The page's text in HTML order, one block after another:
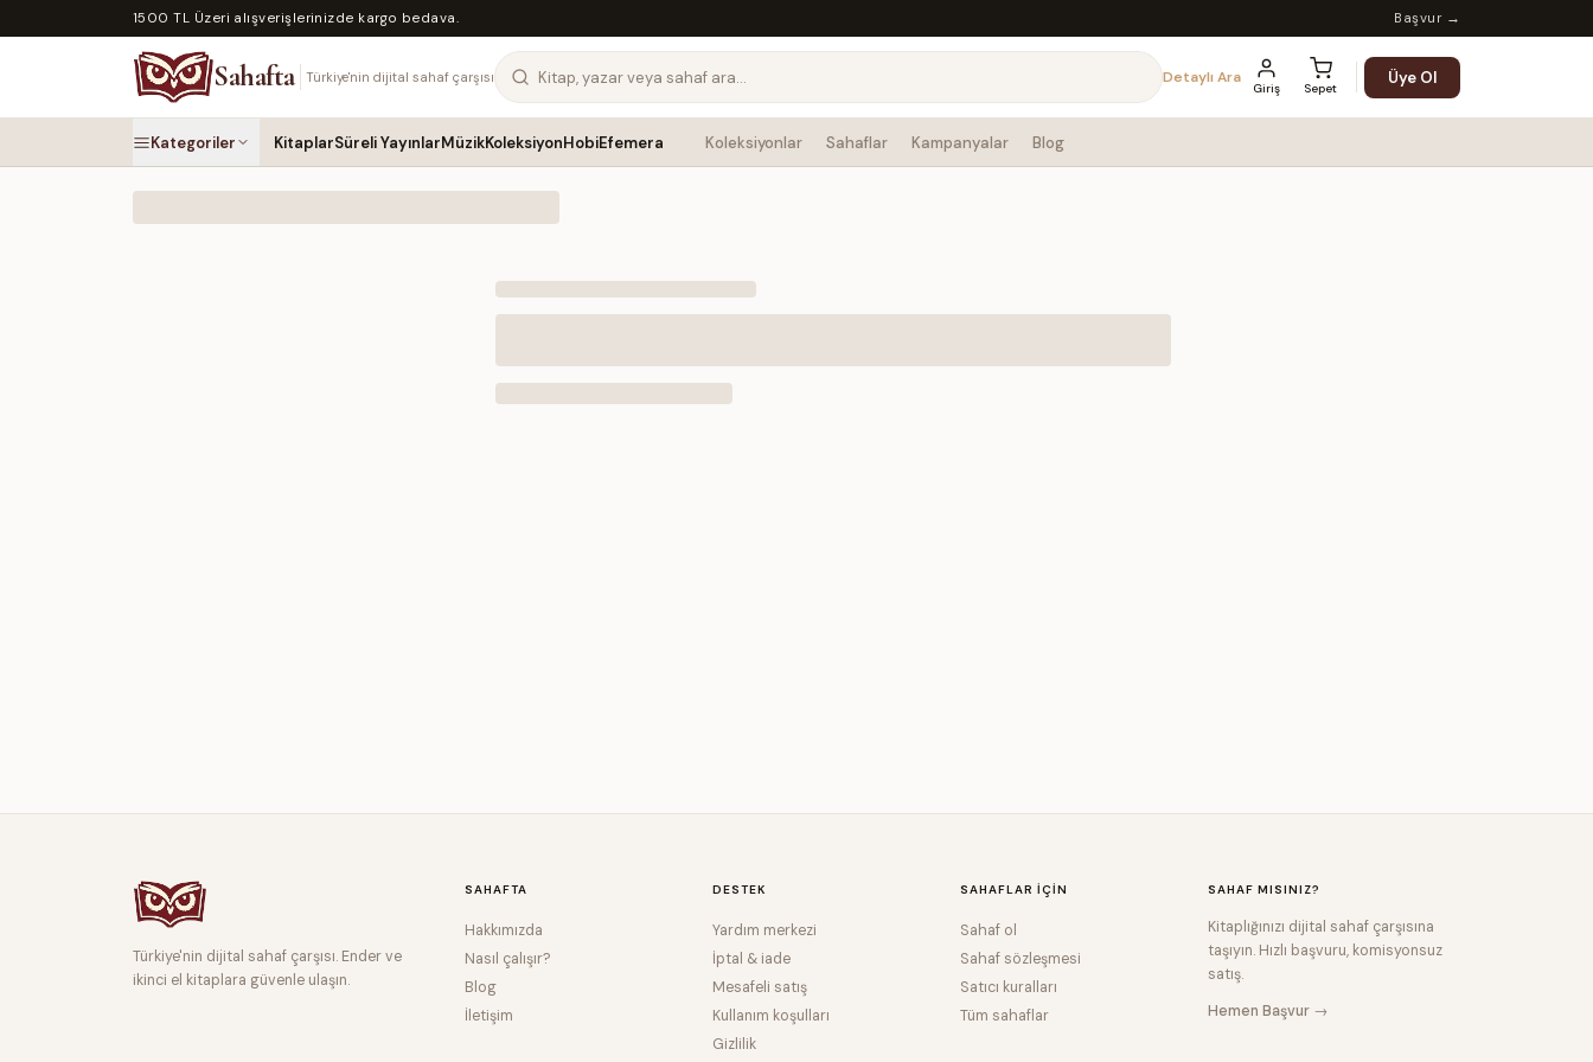
1500 TL Üzeri alışverişlerinizde kargo bedava. Başvur →
Sahafta Türkiye'nin dijital sahaf çarşısı Detaylı Ara
Giriş Sepet
Üye Ol
Kategoriler KitaplarSüreli YayınlarMüzikKoleksiyonHobiEfemera Koleksiyonlar Sahaflar Kampanyalar Blog
Türkiye'nin dijital sahaf çarşısı. Ender ve
ikinci el kitaplara güvenle ulaşın.
SAHAFTA
Hakkımızda
Nasıl çalışır?
Blog
İletişim
DESTEK
Yardım merkezi
İptal & iade
Mesafeli satış
Kullanım koşulları
Gizlilik
SAHAFLAR IÇIN
Sahaf ol
Sahaf sözleşmesi
Satıcı kuralları
Tüm sahaflar
SAHAF MISINIZ?
Kitaplığınızı dijital sahaf çarşısına
taşıyın. Hızlı başvuru, komisyonsuz
satış.
Hemen Başvur →